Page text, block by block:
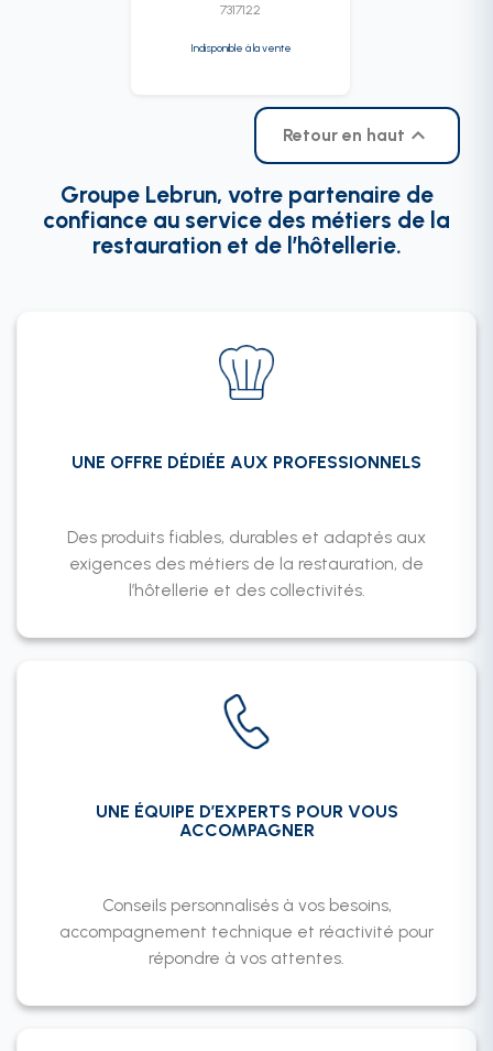
7317122
Indisponible à la vente
Retour en haut 
Groupe Lebrun, votre partenaire de
confiance au service des métiers de la
restauration et de l’hôtellerie.
UNE OFFRE DÉDIÉE AUX PROFESSIONNELS
Des produits fiables, durables et adaptés aux
exigences des métiers de la restauration, de
l’hôtellerie et des collectivités.
UNE ÉQUIPE D’EXPERTS POUR VOUS
ACCOMPAGNER
Conseils personnalisés à vos besoins,
accompagnement technique et réactivité pour
répondre à vos attentes.